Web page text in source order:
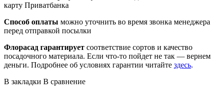
карту Приватбанка
Способ оплаты можно уточнить во время звонка менеджера
перед отправкой посылки
Флорасад гарантирует соответствие сортов и качество
посадочного материала. Если что-то пойдет не так — вернем
деньги. Подробнее об условиях гарантии читайте здесь.
В закладки В сравнение